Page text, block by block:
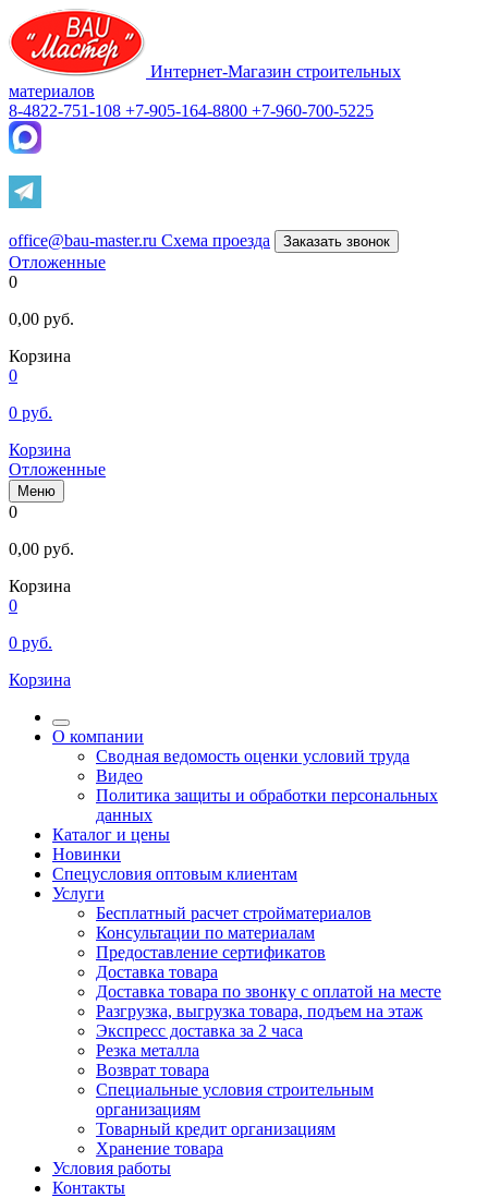
Интернет-Магазин строительных
материалов
8-4822-751-108 +7-905-164-8800 +7-960-700-5225
office@bau-master.ru Схема проезда Заказать звонок
Отложенные
0
0,00 руб.
Корзина
0
0 руб.
Корзина
Отложенные
Меню
0
0,00 руб.
Корзина
0
0 руб.
Корзина
О компании
Сводная ведомость оценки условий труда
Видео
Политика защиты и обработки персональных
данных
Каталог и цены
Новинки
Спецусловия оптовым клиентам
Услуги
Бесплатный расчет стройматериалов
Консультации по материалам
Предоставление сертификатов
Доставка товара
Доставка товара по звонку с оплатой на месте
Разгрузка, выгрузка товара, подъем на этаж
Экспресс доставка за 2 часа
Резка металла
Возврат товара
Специальные условия строительным
организациям
Товарный кредит организациям
Хранение товара
Условия работы
Контакты